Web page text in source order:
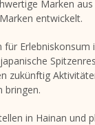
Marken
entwickelt.
zukünftig
bringen.
in Hainan und